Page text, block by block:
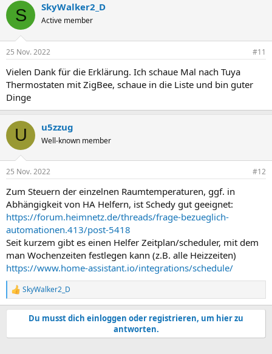
S SkyWalker2_D
Active member
25 Nov. 2022 #11
Vielen Dank für die Erklärung. Ich schaue Mal nach Tuya
Thermostaten mit ZigBee, schaue in die Liste und bin guter
Dinge
U u5zzug
Well-known member
25 Nov. 2022 #12
Zum Steuern der einzelnen Raumtemperaturen, ggf. in
Abhängigkeit von HA Helfern, ist Schedy gut geeignet:
https://forum.heimnetz.de/threads/frage-bezueglich-
automationen.413/post-5418
Seit kurzem gibt es einen Helfer Zeitplan/scheduler, mit dem
man Wochenzeiten festlegen kann (z.B. alle Heizzeiten)
https://www.home-assistant.io/integrations/schedule/
R
e
a
SkyWalker2_D
Du musst dich einloggen oder registrieren, um hier zu
antworten.